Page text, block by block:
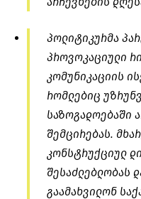
პოლიტიკურმა
პროვოკაციული
კომუნიკაციის
რომლებიც
საზოგადოებაში
შემცირებას.
კონსტრუქციულ
შესაძლებლობას
გაამახვილონ